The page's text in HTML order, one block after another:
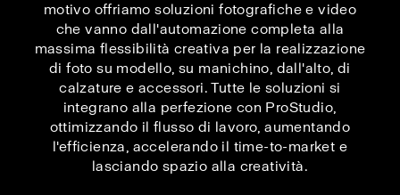
motivo offriamo soluzioni fotografiche e video
che vanno dall'automazione completa alla
massima flessibilità creativa per la realizzazione
di foto su modello, su manichino, dall'alto, di
calzature e accessori. Tutte le soluzioni si
integrano alla perfezione con ProStudio,
ottimizzando il flusso di lavoro, aumentando
l'efficienza, accelerando il time-to-market e
lasciando spazio alla creatività.